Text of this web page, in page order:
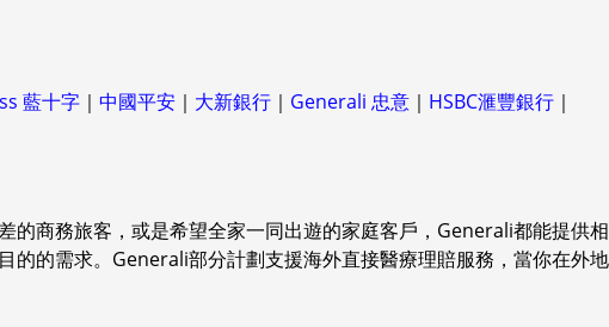
藍十字 ｜ 中國平安 ｜ 大新銀行 ｜ Generali 忠意 ｜ HSBC滙豐銀行 ｜
商務旅客，或是希望全家一同出遊的家庭客戶，Generali都能提供相
的的需求。Generali部分計劃支援海外直接醫療理賠服務，當你在外地